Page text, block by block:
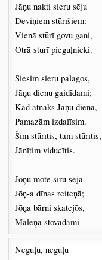
Jāņu nakti sieru sēju
Deviņiem stūrīšiem:
Vienā stūrī govu gani,
Otrā stūrī pieguļnieki.
Siesim sieru palagos,
Jāņu dienu gaidīdami;
Kad atnāks Jāņu diena,
Pamazām izdalīsim.
Šim stūrītis, tam stūrītis,
Jānītim viducītis.
Jōņu mōte sīru sēja
Jōņ-a dīnas reiteņā;
Jōņa bārni skatejōs,
Maleņā stōvādami
Neguļu, neguļu